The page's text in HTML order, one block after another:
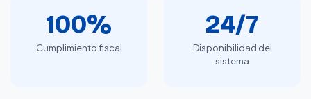
100%
Cumplimiento fiscal
24/7
Disponibilidad del
sistema